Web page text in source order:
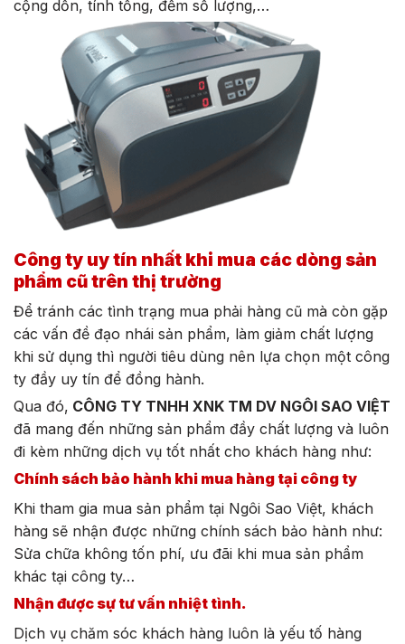
cộng dồn, tính tổng, đếm số lượng,…
Công ty uy tín nhất khi mua các dòng sản
phẩm cũ trên thị trường
Để tránh các tình trạng mua phải hàng cũ mà còn gặp
các vấn đề đạo nhái sản phẩm, làm giảm chất lượng
khi sử dụng thì người tiêu dùng nên lựa chọn một công
ty đầy uy tín để đồng hành.
Qua đó, CÔNG TY TNHH XNK TM DV NGÔI SAO VIỆT
đã mang đến những sản phẩm đầy chất lượng và luôn
đi kèm những dịch vụ tốt nhất cho khách hàng như:
Chính sách bảo hành khi mua hàng tại công ty
Khi tham gia mua sản phẩm tại Ngôi Sao Việt, khách
hàng sẽ nhận được những chính sách bảo hành như:
Sửa chữa không tốn phí, ưu đãi khi mua sản phẩm
khác tại công ty…
Nhận được sự tư vấn nhiệt tình.
Dịch vụ chăm sóc khách hàng luôn là yếu tố hàng